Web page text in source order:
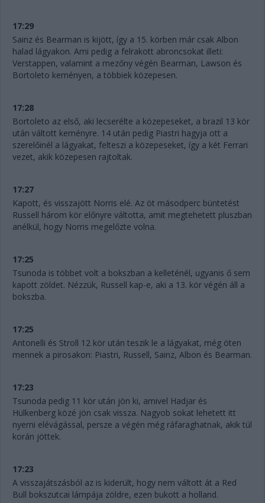
17:29
Sainz és Bearman is kijött, így a 15. körben már csak Albon
halad lágyakon. Ami pedig a felrakott abroncsokat illeti:
Verstappen, valamint a mezőny végén Bearman, Lawson és
Bortoleto keményen, a többiek közepesen.
17:28
Bortoleto az első, aki lecserélte a közepeseket, a brazil 13 kör
után váltott keményre. 14 után pedig Piastri hagyja ott a
szerelőinél a lágyakat, felteszi a közepeseket, így a két Ferrari
vezet, akik közepesen rajtoltak.
17:27
Kapott, és visszajött Norris elé. Az öt másodperc büntetést
Russell három kör előnyre váltotta, amit megtehetett pluszban
anélkül, hogy Norris megelőzte volna.
17:25
Tsunoda is többet volt a bokszban a kelleténél, ugyanis ő sem
kapott zöldet. Nézzük, Russell kap-e, aki a 13. kör végén áll a
bokszba.
17:25
Antonelli és Stroll 12 kör után teszik le a lágyakat, még öten
mennek a pirosakon: Piastri, Russell, Sainz, Albon és Bearman.
17:23
Tsunoda pedig 11 kör után jön ki, amivel Hadjar és
Hülkenberg közé jön csak vissza. Nagyob sokat lehetett itt
nyerni elévágással, persze a végén még ráfaraghatnak, akik túl
korán jöttek.
17:23
A visszajátszásból az is kiderült, hogy nem váltott át a Red
Bull bokszutcai lámpája zöldre, ezen bukott a holland.